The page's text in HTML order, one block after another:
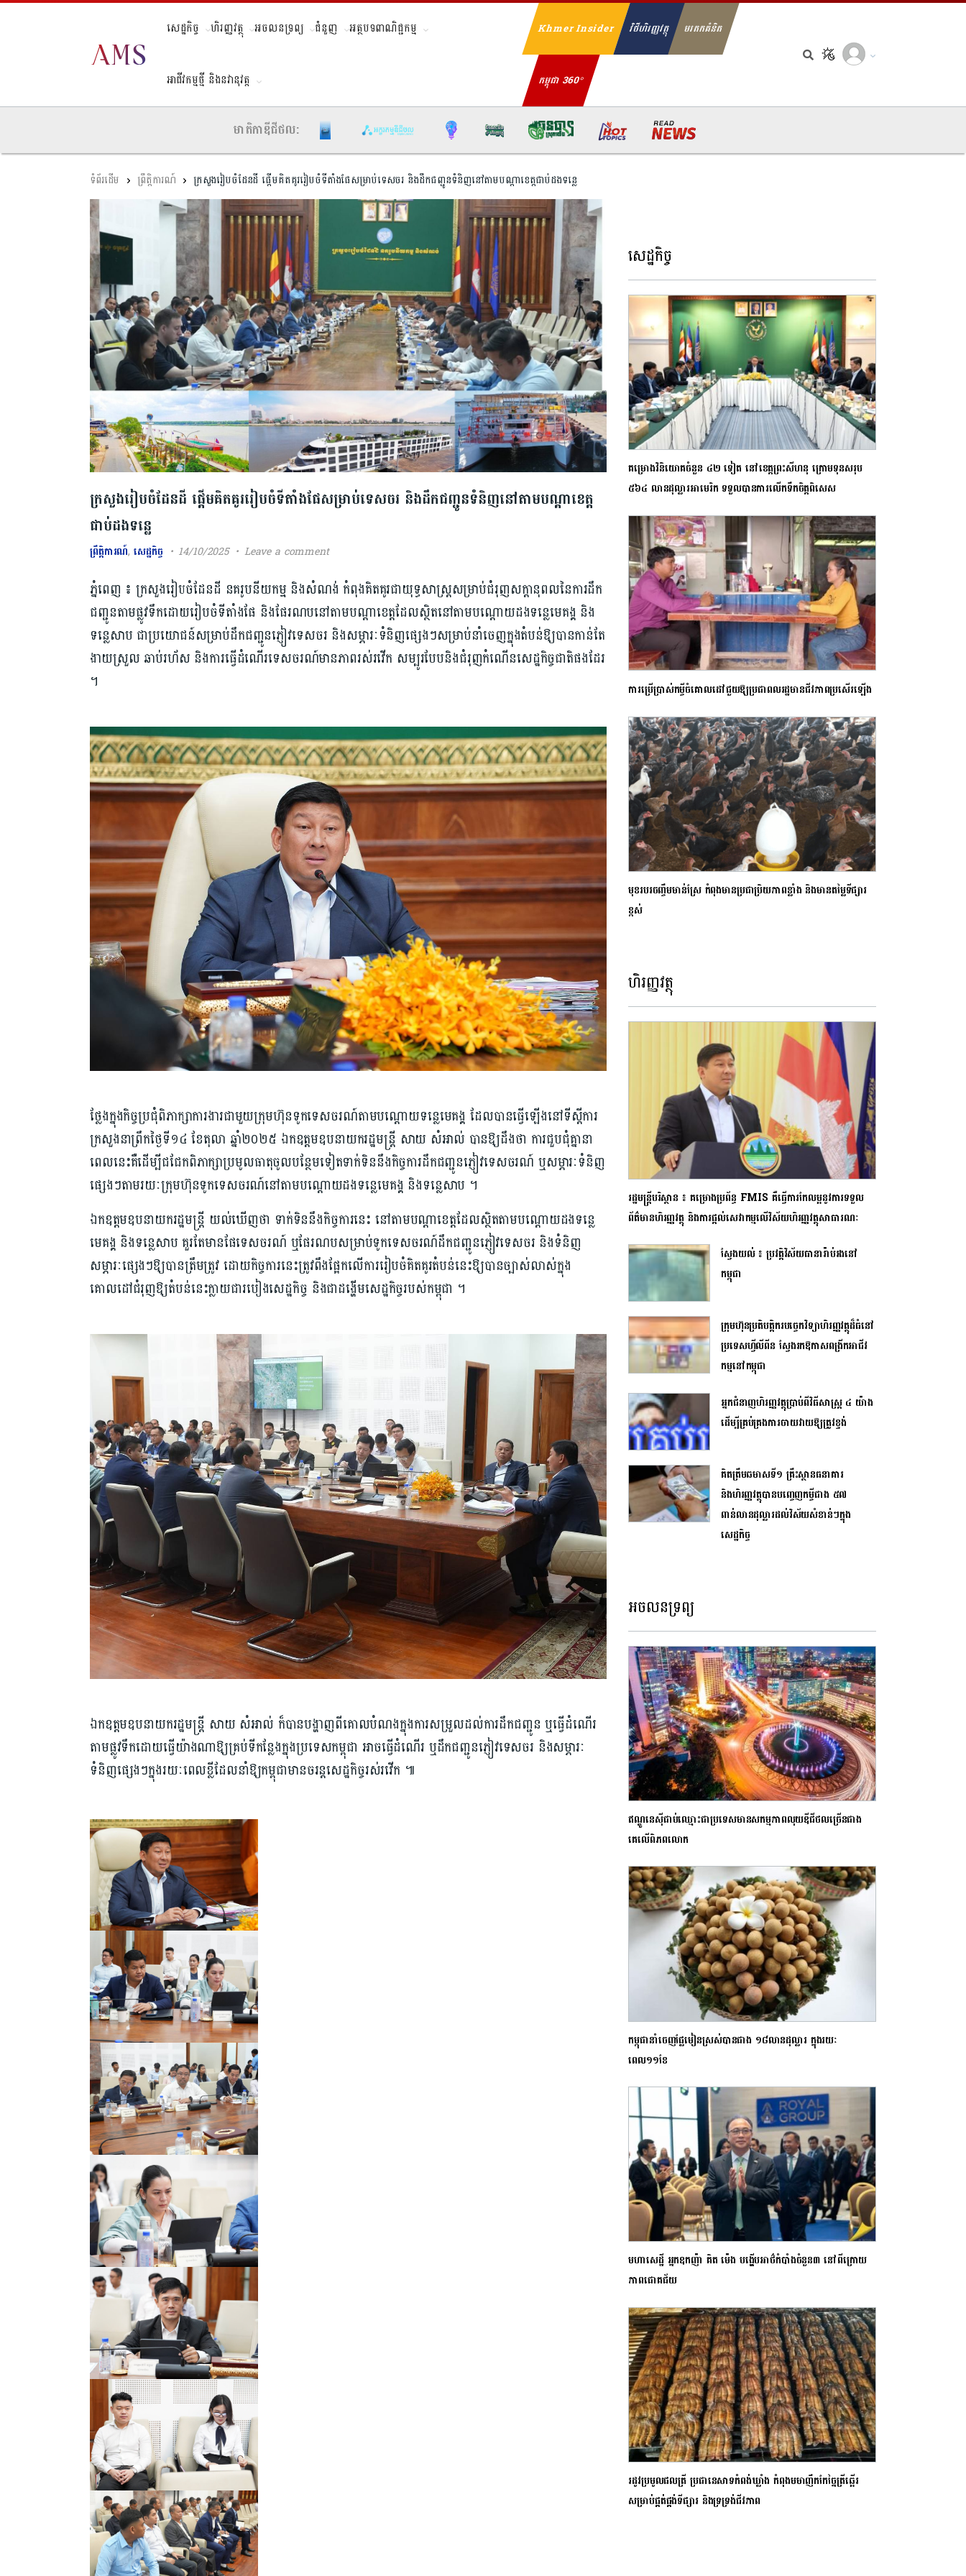
សេដ្ឋកិច្ច ហិរញ្ញវត្ថុ អចលនទ្រព្យ ជំនួញ អត្ថបទពាណិជ្ជកម្ម
អាជីវកម្មថ្មី និងនវានុវត្ត
Khmer Insider វិថីហិរញ្ញវត្ថុ មរតកគំនិត
កម្ពុជា 360°
មាតិកាឌីជីថល:
ព្រឹត្តិការណ៍ ក្រសួងរៀបចំដែនដី ផ្ដើមគិតគូររៀបចំទីតាំងផែស​ម្រា​ប់​ទេសចរ និងដឹកជញ្ជូនទំនិញនៅតាមបណ្ដាខេត្តជាប់ដងទន្លេ
ក្រសួងរៀបចំដែនដី ផ្ដើមគិតគូររៀបចំទីតាំងផែស​ម្រា​ប់​ទេសចរ និងដឹកជញ្ជូនទំនិញនៅតាមបណ្ដាខេត្ត
ជាប់ដងទន្លេ
ព្រឹត្តិការណ៍,សេដ្ឋកិច្ច 14/10/2025 Leave a comment
ភ្នំពេញ ៖ ក្រសួងរៀបចំដែនដី នគរូបនីយកម្ម និងសំណង់ កំពុងគិតគូរជាយុទ្ធសាស្ត្រសម្រាប់ជំរុញសក្តានុពលនៃការដឹក
ជញ្ជូនតាមផ្លូវទឹកដោយរៀបចំទីតាំងផែ និងផែរណបនៅតាមបណ្តាខេត្តដែលស្ថិតនៅតាមបណ្តោយដងទន្លេមេគង្គ និង
ទន្លេសាប ជាប្រយោជន៍សម្រាប់ដឹកជញ្ជូនភ្ញៀវទេសចរ និងសម្ភារៈទំនិញផ្សេងៗសម្រាប់នាំចេញក្នុងតំបន់ឱ្យបានកាន់តែ
ងាយស្រួល ឆាប់រហ័ស និងការធ្វើដំណើរទេសចរណ៍មានភាពរស់រវើក សម្បូរបែបនិងជំរុញកំណើនសេដ្ឋកិច្ចជាតិផងដែរ
។
ថ្លែងក្នុងកិច្ចប្រជុំពិភាក្សាការងារជាមួយក្រុមហ៊ុនទូកទេសចរណ៍តាមបណ្ដោយទន្លេមេគង្គ ដែលបានធ្វើឡើងនៅទីស្ដីការ
ក្រសួងនាព្រឹកថ្ងៃទី១៤ ខែតុលា ឆ្នាំ២០២៥ ឯកឧត្តមឧបនាយករដ្ឋមន្ត្រី សាយ សំអាល់ បាន​ឱ្យដឹងថា ការជួបជុំគ្នានា
ពេលនេះគឺដើម្បីជជែកពិភាក្សាប្រមូលធាតុចូលបន្ថែមទៀតទាក់ទិននឹងកិច្ចការដឹកជញ្ជូនភ្ញៀវទេសចរណ៍ ឬសម្ភារៈទំនិញ
ផ្សេងៗតាមរយៈក្រុមហ៊ុនទូកទេសចរណ៍នៅតាមបណ្ដោយដងទន្លេមេគង្គ និងទន្លេសាប ។
ឯកឧត្តមឧបនាយករដ្ឋមន្រ្តី យល់ឃើញថា ទាក់ទិននឹងកិច្ចការនេះ នៅតាមបណ្ដាខេត្តដែលស្ថិតតាមបណ្ដោយដងទន្លេ
មេគង្គ និងទន្លេសាប គួរតែមានផែទេសចរណ៍ ឬផែរណបសម្រាប់ទូកទេសចរណ៍ដឹកជញ្ជូនភ្ញៀវទេសចរ និងទំនិញ
សម្ភារៈផ្សេងៗឱ្យបានត្រឹមត្រូវ ដោយកិច្ចការនេះត្រូវពឹងផ្អែកលើការរៀបចំគិតគូរតំបន់នេះឱ្យបានច្បាស់លាស់ក្នុង
គោលដៅជំរុញឱ្យតំបន់នេះក្លាយជារបៀងសេដ្ឋកិច្ច និងជាដង្ហើមសេដ្ឋកិច្ចរបស់កម្ពុជា ។
ឯកឧត្តមឧបនាយករដ្ឋមន្ត្រី សាយ សំអាល់ ក៏បានបង្ហាញពីគោលបំណងក្នុងការសម្រួលដល់ការដឹកជញ្ជូន ឬធ្វើដំណើរ
តាមផ្លូវទឹកដោយធ្វើយ៉ាងណាឱ្យគ្រប់ទីកន្លែងក្នុងប្រទេសកម្ពុជា អាចធ្វើដំណើរ ឬដឹកជញ្ជូនភ្ញៀវទេសចរ និងសម្ភារៈ
ទំនិញផ្សេងៗក្នុងរយៈពេលខ្លីដែលនាំឱ្យកម្ពុជាមានចរន្តសេដ្ឋកិច្ចរស់រវើក ៕
សេដ្ឋកិច្ច
គម្រោងវិនិយោគចំនួន ៤២ ទៀត នៅខេត្តព្រះសីហនុ ក្រោមទុនសរុប
៥៦៤ លានដុល្លារអាមេរិក ទទួល​បាន​ការ​លើ​កទឹ​ក​ចិត្តពិសេស
ការប្រើប្រាស់កម្ចីចំគោលដៅជួយឱ្យប្រជាពលរដ្ឋមានជីវភាពប្រសើរឡើង
មុខរបរចញ្ចឹមមាន់ស្រែ កំពុងមានប្រជាប្រិយភាពខ្លាំង និងមានតម្លៃទីផ្សារ
ខ្ពស់
ហិរញ្ញវត្ថុ
រដ្ឋមន្រ្តីបរិស្ថាន ៖ គម្រោងប្រព័ន្ធ FMIS គឺធ្វើការកែលម្អនូវការទទួល
ព័ត៌មានហិរញ្ញវត្ថុ និងការផ្តល់សេវាកម្មលើវិស័យហិរញ្ញវត្ថុសាធារណៈ
ស្វែងយល់ ៖ ប្រវត្តិវិស័យធានារ៉ាប់រងនៅ
កម្ពុជា
ក្រុមហ៊ុនប្រតិបត្តិករបច្ចេកវិទ្យាហិរញ្ញវត្ថុដ៏ធំនៅ
ប្រទេសហ្វីលីពីន ស្វែងរកឱកាសពង្រីកអាជីវ
កម្មនៅកម្ពុជា
អ្នកជំនាញហិរញ្ញវត្ថុប្រាប់ពីវិធីសាស្រ្ត ៤ យ៉ាង
ដើម្បីគ្រប់គ្រងការចាយវាយឱ្យត្រូវខ្ទង់
គិតត្រឹមឆមាសទី១ គ្រឹះស្ថានធនាគារ
និងហិរញ្ញវត្ថុបានបញ្ចេញកម្ចីជាង ៥៧
ពាន់លានដុល្លារដល់វិស័យសំខាន់ៗក្នុង
សេដ្ឋកិច្ច
អចលនទ្រព្យ
ឥណ្ឌូនេស៊ីជាប់ឈ្មោះជាប្រទេសមានសកម្មភាពលុយឌីជីថលច្រើនជាង
គេលើពិភពលោក
កម្ពុជានាំចេញផ្លែមៀនស្រស់បានជាង ១៨លានដុល្លារ ក្នុងរយៈ
ពេល១១ខែ
មហាសេដ្ឋី អ្នកឧកញ៉ា គិត ម៉េង បង្ហើបអាថ៌កំបាំងចំនួន៣ នៅពីក្រោយ
ភាពជោគជ័យ
រដូវប្រមូលផលត្រី ប្រជានេសាទកំពង់ឃ្លាំង កំពុងមមាញឹកកែច្នៃត្រីឆ្អើរ
សម្រាប់ផ្គត់ផ្គង់ទីផ្សារ និងទ្រទ្រង់ជីវភាព